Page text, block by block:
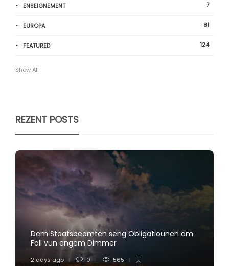
ENSEIGNEMENT 7
EUROPA 81
FEATURED 124
Show All
REZENT POSTS
Dem Staatsbeamten seng Obligatiounen am
Fall vun engem Dimmer
2 days ago 0 565